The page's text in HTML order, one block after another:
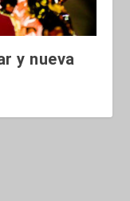
y nueva